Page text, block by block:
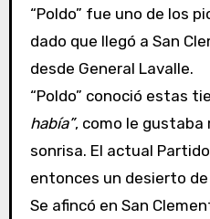
“Poldo” fue uno de los
dado que llegó a San
desde General Lavalle.
“Poldo” conoció estas
había”, como le gustaba
sonrisa. El actual
entonces un desierto
Se afincó en San